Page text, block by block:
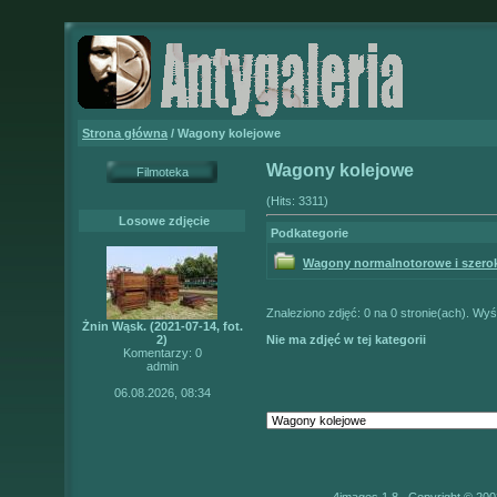
Strona główna / Wagony kolejowe
Filmoteka
Losowe zdjęcie
Żnin Wąsk. (2021-07-14, fot.
2)
Komentarzy: 0
admin
06.08.2026, 08:34
Wagony kolejowe
(Hits: 3311)
Podkategorie
Wagony normalnotorowe i
Znaleziono zdjęć: 0 na 0 stronie(ach).
Nie ma zdjęć w tej kategorii